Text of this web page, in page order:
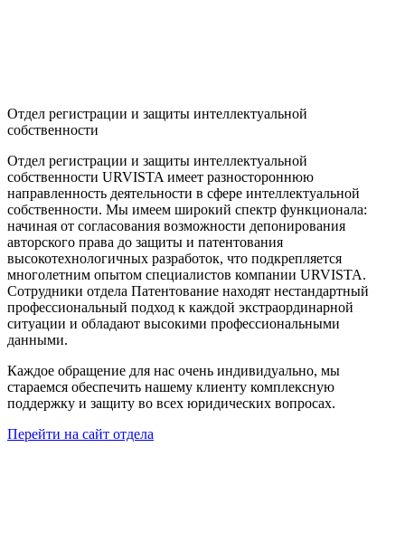
Отдел регистрации и защиты интеллектуальной
собственности
Отдел регистрации и защиты интеллектуальной
собственности URVISTA имеет разностороннюю
направленность деятельности в сфере интеллектуальной
собственности. Мы имеем широкий спектр функционала:
начиная от согласования возможности депонирования
авторского права до защиты и патентования
высокотехнологичных разработок, что подкрепляется
многолетним опытом специалистов компании URVISTA.
Сотрудники отдела Патентование находят нестандартный
профессиональный подход к каждой экстраординарной
ситуации и обладают высокими профессиональными
данными.
Каждое обращение для нас очень индивидуально, мы
стараемся обеспечить нашему клиенту комплексную
поддержку и защиту во всех юридических вопросах.
Перейти на сайт отдела